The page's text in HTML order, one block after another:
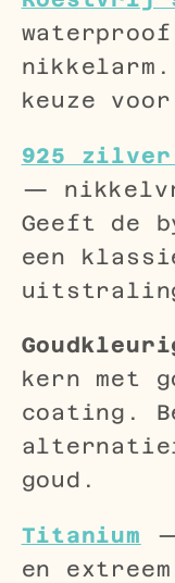
keuze
925
—
Geeft de
een
kern met
coating.
goud.
Titanium
en